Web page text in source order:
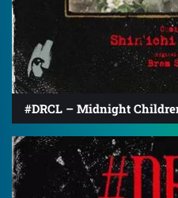
#DRCL – Midnight